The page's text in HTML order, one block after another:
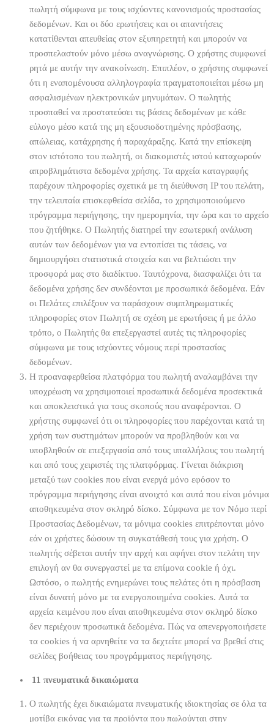
πωλητή σύμφωνα με τους ισχύοντες κανονισμούς προστασίας
δεδομένων. Και οι δύο ερωτήσεις και οι απαντήσεις
κατατίθενται απευθείας στον εξυπηρετητή και μπορούν να
προσπελαστούν μόνο μέσω αναγνώρισης. Ο χρήστης συμφωνεί
ρητά με αυτήν την ανακοίνωση. Επιπλέον, ο χρήστης συμφωνεί
ότι η εναπομένουσα αλληλογραφία πραγματοποιείται μέσω μη
ασφαλισμένων ηλεκτρονικών μηνυμάτων. Ο πωλητής
προσπαθεί να προστατεύσει τις βάσεις δεδομένων με κάθε
εύλογο μέσο κατά της μη εξουσιοδοτημένης πρόσβασης,
απώλειας, κατάχρησης ή παραχάραξης. Κατά την επίσκεψη
στον ιστότοπο του πωλητή, οι διακομιστές ιστού καταχωρούν
απροβλημάτιστα δεδομένα χρήσης. Τα αρχεία καταγραφής
παρέχουν πληροφορίες σχετικά με τη διεύθυνση IP του πελάτη,
την τελευταία επισκεφθείσα σελίδα, το χρησιμοποιούμενο
πρόγραμμα περιήγησης, την ημερομηνία, την ώρα και το αρχείο
που ζητήθηκε. Ο Πωλητής διατηρεί την εσωτερική ανάλυση
αυτών των δεδομένων για να εντοπίσει τις τάσεις, να
δημιουργήσει στατιστικά στοιχεία και να βελτιώσει την
προσφορά μας στο διαδίκτυο. Ταυτόχρονα, διασφαλίζει ότι τα
δεδομένα χρήσης δεν συνδέονται με προσωπικά δεδομένα. Εάν
οι Πελάτες επιλέξουν να παράσχουν συμπληρωματικές
πληροφορίες στον Πωλητή σε σχέση με ερωτήσεις ή με άλλο
τρόπο, ο Πωλητής θα επεξεργαστεί αυτές τις πληροφορίες
σύμφωνα με τους ισχύοντες νόμους περί προστασίας
δεδομένων.
Η προαναφερθείσα πλατφόρμα του πωλητή αναλαμβάνει την
υποχρέωση να χρησιμοποιεί προσωπικά δεδομένα προσεκτικά
και αποκλειστικά για τους σκοπούς που αναφέρονται. Ο
χρήστης συμφωνεί ότι οι πληροφορίες που παρέχονται κατά τη
χρήση των συστημάτων μπορούν να προβληθούν και να
υποβληθούν σε επεξεργασία από τους υπαλλήλους του πωλητή
και από τους χειριστές της πλατφόρμας. Γίνεται διάκριση
μεταξύ των cookies που είναι ενεργά μόνο εφόσον το
πρόγραμμα περιήγησης είναι ανοιχτό και αυτά που είναι μόνιμα
αποθηκευμένα στον σκληρό δίσκο. Σύμφωνα με τον Νόμο περί
Προστασίας Δεδομένων, τα μόνιμα cookies επιτρέπονται μόνο
εάν οι χρήστες δώσουν τη συγκατάθεσή τους για χρήση. Ο
πωλητής σέβεται αυτήν την αρχή και αφήνει στον πελάτη την
επιλογή αν θα συνεργαστεί με τα επίμονα cookie ή όχι.
Ωστόσο, ο πωλητής ενημερώνει τους πελάτες ότι η πρόσβαση
είναι δυνατή μόνο με τα ενεργοποιημένα cookies. Αυτά τα
αρχεία κειμένου που είναι αποθηκευμένα στον σκληρό δίσκο
δεν περιέχουν προσωπικά δεδομένα. Πώς να απενεργοποιήσετε
τα cookies ή να αρνηθείτε να τα δεχτείτε μπορεί να βρεθεί στις
σελίδες βοήθειας του προγράμματος περιήγησης.
11 πνευματικά δικαιώματα
Ο πωλητής έχει δικαιώματα πνευματικής ιδιοκτησίας σε όλα τα
μοτίβα εικόνας για τα προϊόντα που πωλούνται στην